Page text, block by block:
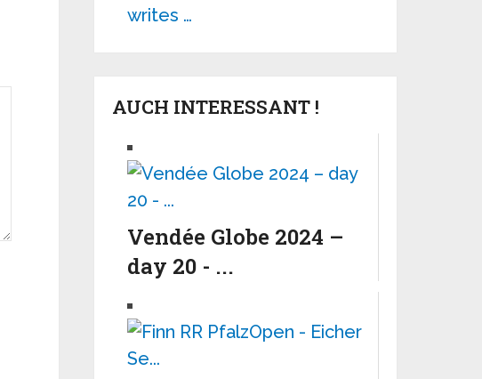
writes …
AUCH INTERESSANT !
Vendée Globe 2024 –
day 20 - ...